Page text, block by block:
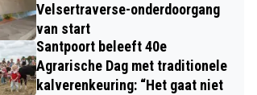
Velsertraverse-onderdoorgang
van start
Santpoort beleeft 40e
Agrarische Dag met traditionele
kalverenkeuring: “Het gaat niet